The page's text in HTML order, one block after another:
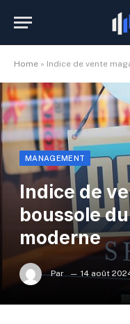
Home » Indice de vente
MANAGEMENT
Indice de
boussole
moderne
Par 14 août